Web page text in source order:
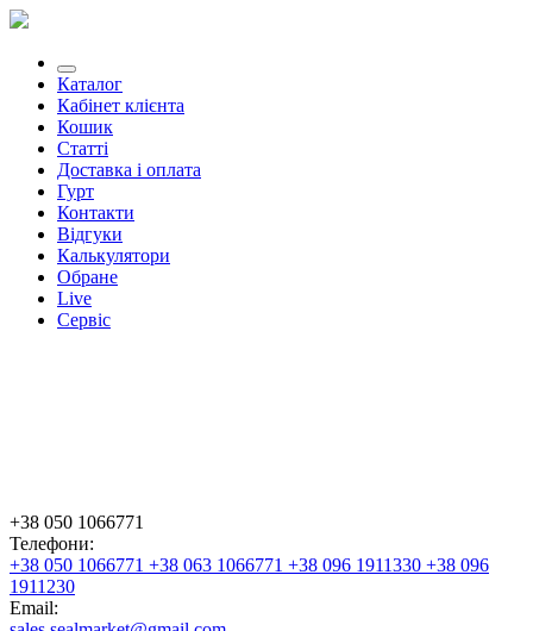
Каталог
Кабінет клієнта
Кошик
Статті
Доставка і оплата
Гурт
Контакти
Відгуки
Калькулятори
Обране
Live
Сервіс
+38 050 1066771
Телефони:
+38 050 1066771 +38 063 1066771 +38 096 1911330 +38 096
1911230
Email: